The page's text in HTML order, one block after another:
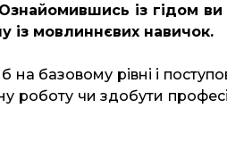
із гідом ви
із мовлиннєвих навичок.
базовому рівні і
роботу чи здобути